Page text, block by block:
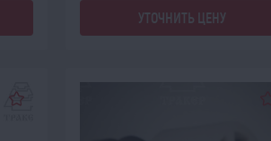
УТОЧНИТЬ ЦЕНУ